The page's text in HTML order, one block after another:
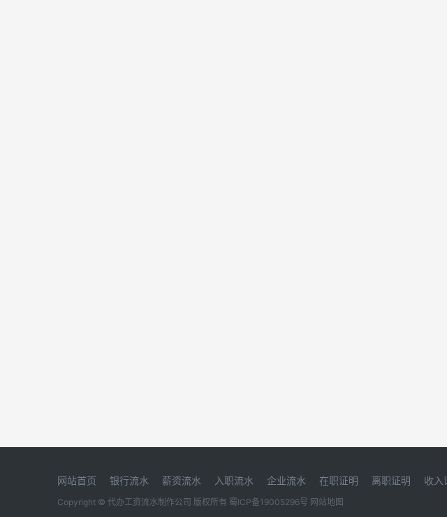
网站首页 银行流水 薪资流水 入职流水 企业流水 在职证明 离职证明 收入
Copyright © 代办工资流水制作公司 版权所有 蜀ICP备19005296号 网站地图